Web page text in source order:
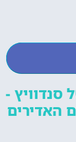
סנדוויץ -
האדירים